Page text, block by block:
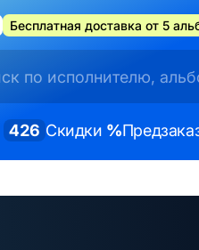
Бесплатная доставка от 5
426 Скидки %